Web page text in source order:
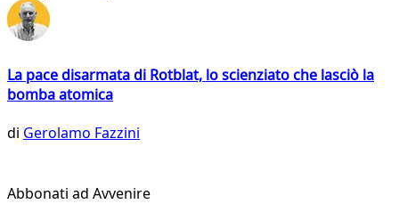
La pace disarmata di Rotblat, lo scienziato che lasciò la
bomba atomica
di Gerolamo Fazzini
Abbonati ad Avvenire